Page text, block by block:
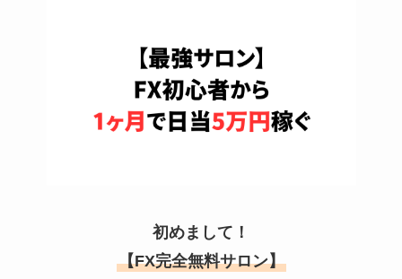
初めまして！
【FX完全無料サロン】